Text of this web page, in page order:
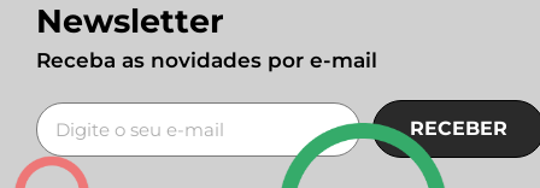
Newsletter
Receba as novidades por e-mail
RECEBER